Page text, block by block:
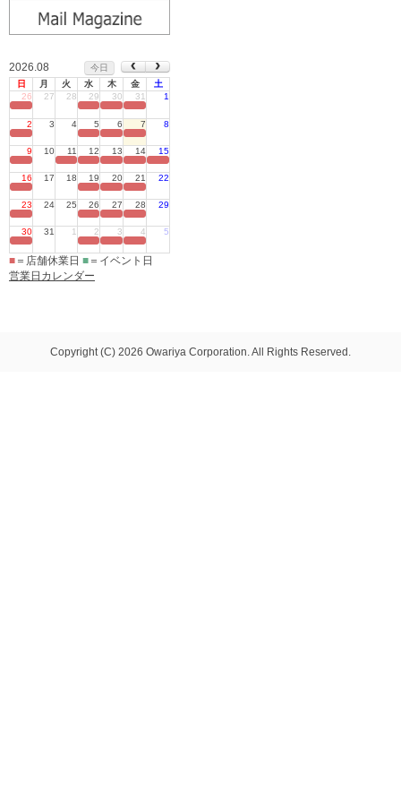
2026.08
今日
日
月 火 水 木 金
土
26
27 28 29 30 31 1
2 3 4 5 6 7 8
9 10 11 12 13 14 15
16 17 18 19 20 21 22
23 24 25 26 27 28 29
30 31 1 2 3 4 5
■ ＝店舗休業日 ■ ＝イベント日
営業日カレンダー
Copyright (C) 2026 Owariya Corporation. All Rights Reserved.